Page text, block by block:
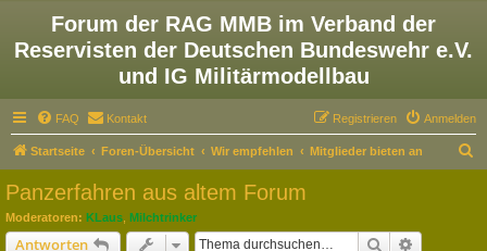
Forum der RAG MMB im Verband der
Reservisten der Deutschen Bundeswehr e.V.
und IG Militärmodellbau
FAQ Kontakt Anmelden
Registrieren
Startseite Foren-Übersicht Wir empfehlen Mitglieder bieten an
Panzerfahren aus altem Forum
Moderatoren: KLaus Milchtrinker
Antworten Suche